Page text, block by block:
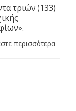
τριών (133)
περισσότερα